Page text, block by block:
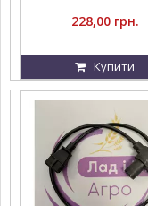
228,00 грн.
Купити